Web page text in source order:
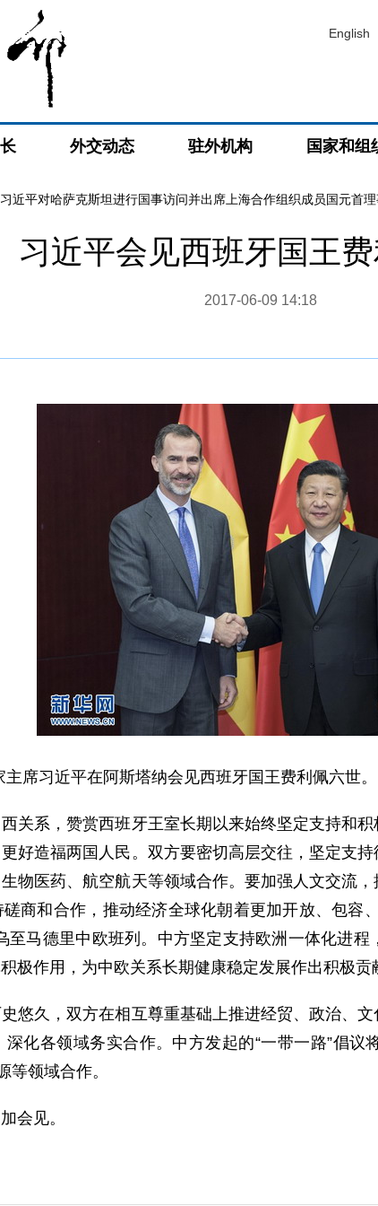
English
外交动态 驻外机构 国家和组
习近平对哈萨克斯坦进行国事访问并出席上海合作组织成员国元首
习近平会见西班牙国王
2017-06-09 14:18
习近平在阿斯塔纳会见西班牙国王费利佩六世。
系，赞赏西班牙王室长期以来始终坚定支持和积
好造福两国人民。双方要密切高层交往，坚定支
物医药、航空航天等领域合作。要加强人文交流
商和合作，推动经济全球化朝着更加开放、包容
至马德里中欧班列。中方坚定支持欧洲一体化进
极作用，为中欧关系长期健康稳定发展作出积极贡
久，双方在相互尊重基础上推进经贸、政治、文
化各领域务实合作。中方发起的“一带一路”倡
等领域合作。
会见。